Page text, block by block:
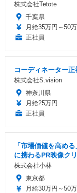
株式会社Tetote
千葉県
月給35万円～50
正社員
コーディネーター
株式会社S.vision
神奈川県
月給25万円
正社員
「市場価値を高め
に携わるPR映像ク
株式会社小林
東京都
月給30万円～50